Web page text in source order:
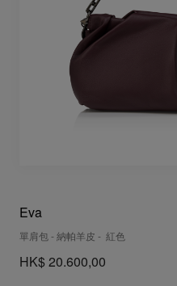
Eva
單肩包 - 納帕羊皮 - 紅色
HK$ 20.600,00